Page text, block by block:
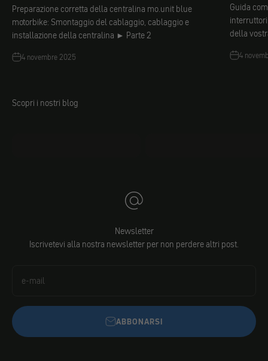
Preparazione corretta della centralina mo.unit blue
motorbike: Smontaggio del cablaggio, cablaggio e
installazione della centralina ► Parte 2
4 novembre 2025
Guida
della
4
Scopri i nostri blog
Newsletter
Iscrivetevi alla nostra newsletter per non perdere altri post.
e-mail
ABBONARSI